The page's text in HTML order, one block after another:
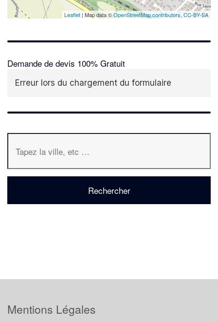
Leaflet | Map data ©OpenStreetMap contributors, CC-BY-SA
Demande de devis 100% Gratuit
Erreur lors du chargement du formulaire
Mentions Légales